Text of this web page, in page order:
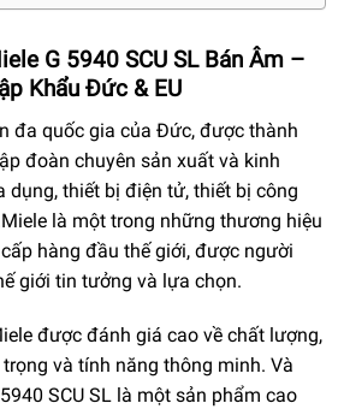
G 5940 SCU SL Bán Âm –
Khẩu Đức & EU
đa quốc gia của Đức, được thành
đoàn chuyên sản xuất và kinh
dụng, thiết bị điện tử, thiết bị công
là một trong những thương hiệu
hàng đầu thế giới, được người
giới tin tưởng và lựa chọn.
được đánh giá cao về chất lượng,
và tính năng thông minh. Và
SCU SL là một sản phẩm cao